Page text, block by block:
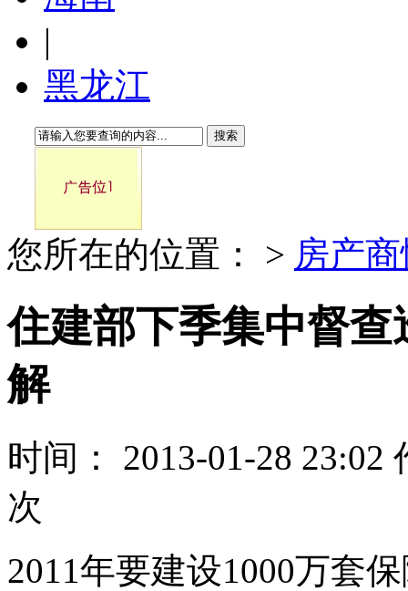
|
黑龙江
搜索
您所在的位置： > 房产
住建部下季集中督
解
时间： 2013-01-28
次
2011年要建设1000万套